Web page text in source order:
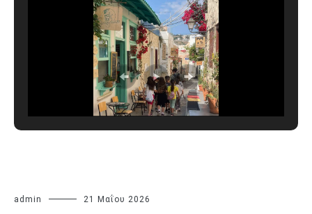
admin 21 Μαΐου 2026